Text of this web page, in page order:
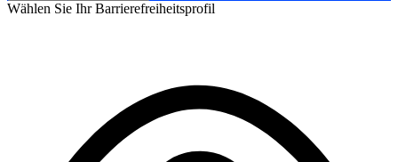
Wählen Sie Ihr Barrierefreiheitsprofil